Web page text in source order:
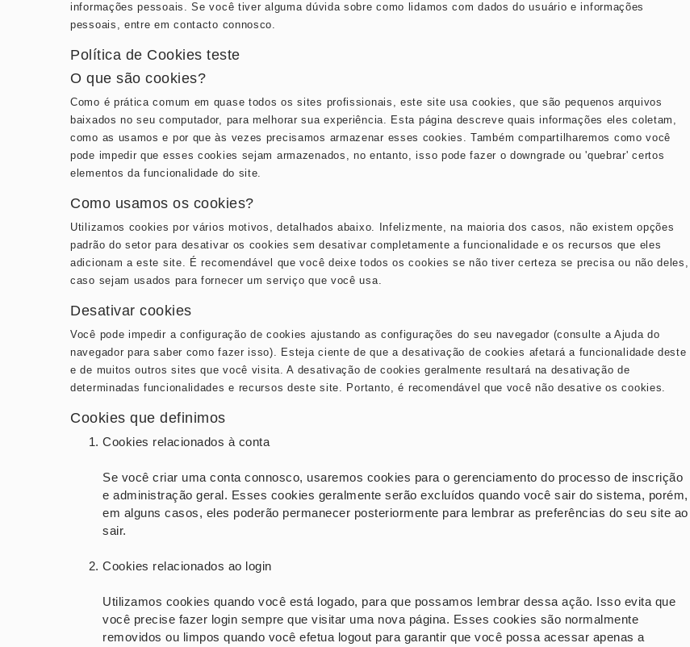
informações pessoais. Se você tiver alguma dúvida sobre como lidamos com dados do usuário e informações
pessoais, entre em contacto connosco.
Política de Cookies teste
O que são cookies?
Como é prática comum em quase todos os sites profissionais, este site usa cookies, que são pequenos arquivos
baixados no seu computador, para melhorar sua experiência. Esta página descreve quais informações eles coletam,
como as usamos e por que às vezes precisamos armazenar esses cookies. Também compartilharemos como você
pode impedir que esses cookies sejam armazenados, no entanto, isso pode fazer o downgrade ou 'quebrar' certos
elementos da funcionalidade do site.
Como usamos os cookies?
Utilizamos cookies por vários motivos, detalhados abaixo. Infelizmente, na maioria dos casos, não existem opções
padrão do setor para desativar os cookies sem desativar completamente a funcionalidade e os recursos que eles
adicionam a este site. É recomendável que você deixe todos os cookies se não tiver certeza se precisa ou não deles,
caso sejam usados ​​para fornecer um serviço que você usa.
Desativar cookies
Você pode impedir a configuração de cookies ajustando as configurações do seu navegador (consulte a Ajuda do
navegador para saber como fazer isso). Esteja ciente de que a desativação de cookies afetará a funcionalidade deste
e de muitos outros sites que você visita. A desativação de cookies geralmente resultará na desativação de
determinadas funcionalidades e recursos deste site. Portanto, é recomendável que você não desative os cookies.
Cookies que definimos
Cookies relacionados à conta
Se você criar uma conta connosco, usaremos cookies para o gerenciamento do processo de inscrição
e administração geral. Esses cookies geralmente serão excluídos quando você sair do sistema, porém,
em alguns casos, eles poderão permanecer posteriormente para lembrar as preferências do seu site ao
sair.
Cookies relacionados ao login
Utilizamos cookies quando você está logado, para que possamos lembrar dessa ação. Isso evita que
você precise fazer login sempre que visitar uma nova página. Esses cookies são normalmente
removidos ou limpos quando você efetua logout para garantir que você possa acessar apenas a